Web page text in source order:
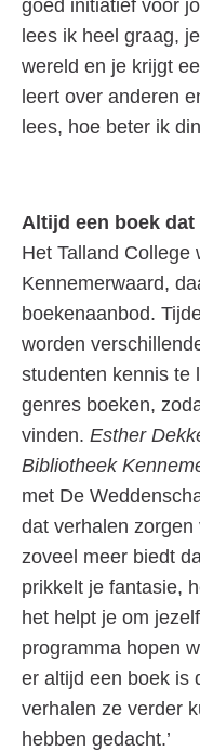
goed initiatief voor
lees ik heel graag,
wereld en je krijgt
leert over anderen
lees, hoe beter ik
Altijd een boek
Het Talland College
Kennemerwaard,
boekenaanbod.
worden
studenten kennis te
genres boeken,
vinden. Esther
Bibliotheek
met De
dat verhalen
zoveel meer biedt
prikkelt je fantasie,
het helpt je om
programma hopen
er altijd een boek is
verhalen ze verder
hebben gedacht.’